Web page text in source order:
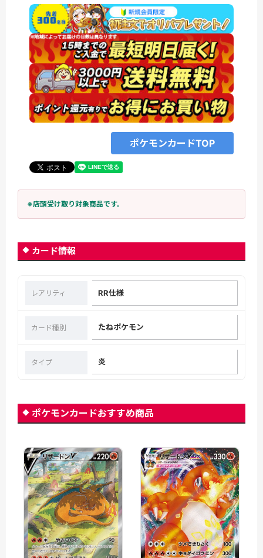
ポケモンカードTOP
※店頭受け取り対象商品です。
カード情報
レアリティ RR仕様
カード種別 たねポケモン
タイプ 炎
ポケモンカードおすすめ商品